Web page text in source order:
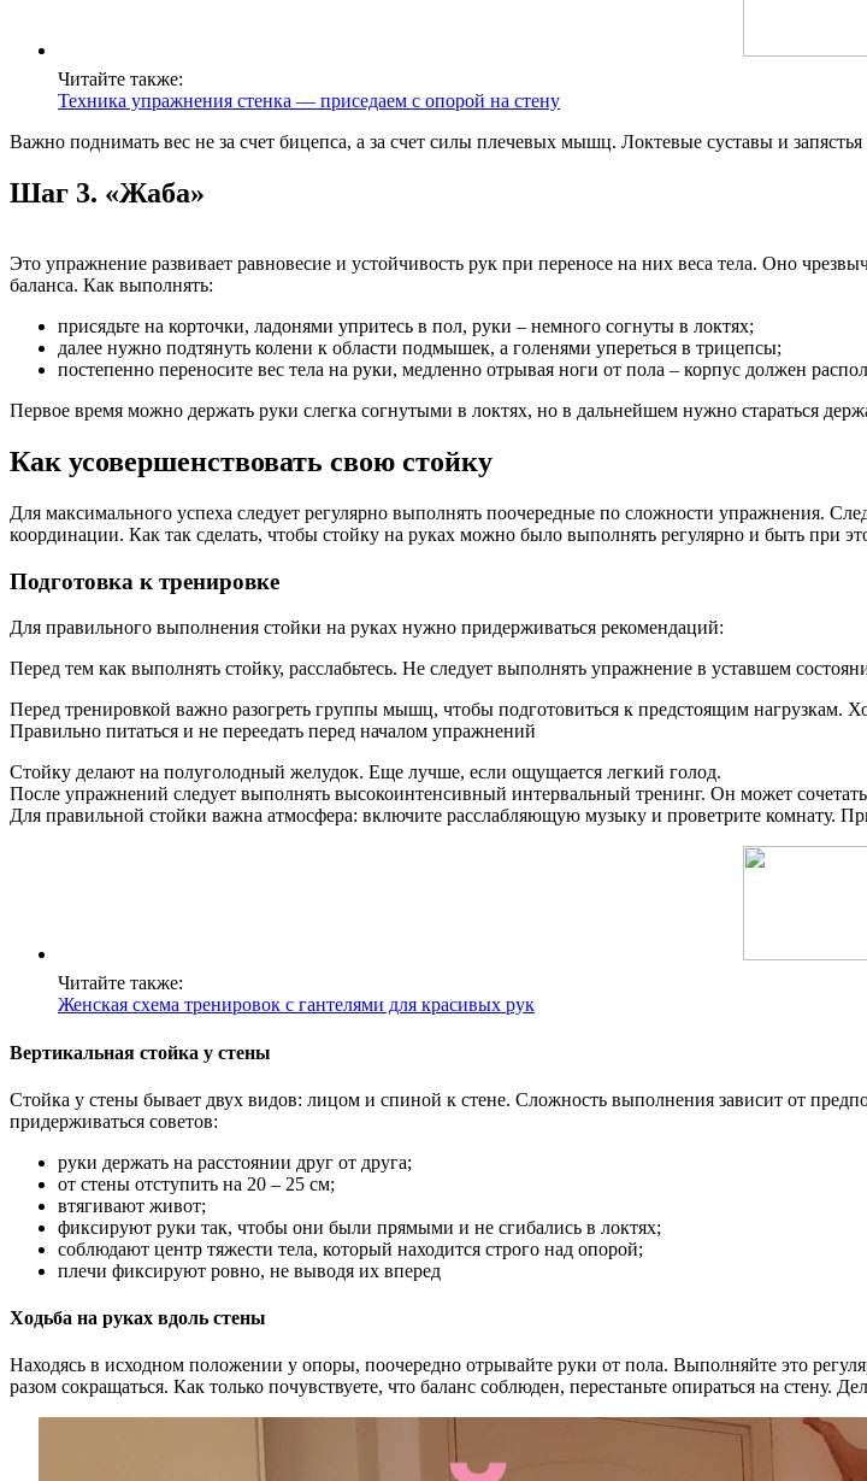
Читайте также:
Техника упражнения стенка — приседаем с опорой на стену
Важно поднимать вес не за счет бицепса, а за счет силы плечевых мышц. Локтевые суставы и
Шаг 3. «Жаба»
Это упражнение развивает равновесие и устойчивость рук при переносе на них веса тела. Оно
баланса. Как выполнять:
присядьте на корточки, ладонями упритесь в пол, руки – немного согнуты в локтях;
далее нужно подтянуть колени к области подмышек, а голенями упереться в трицепсы;
постепенно переносите вес тела на руки, медленно отрывая ноги от пола – корпус должен
Первое время можно держать руки слегка согнутыми в локтях, но в дальнейшем нужно стараться
Как усовершенствовать свою стойку
Для максимального успеха следует регулярно выполнять поочередные по сложности упражнения.
координации. Как так сделать, чтобы стойку на руках можно было выполнять регулярно и быть при
Подготовка к тренировке
Для правильного выполнения стойки на руках нужно придерживаться рекомендаций:
Перед тем как выполнять стойку, расслабьтесь. Не следует выполнять упражнение в уставшем
Перед тренировкой важно разогреть группы мышц, чтобы подготовиться к предстоящим нагрузкам.
Правильно питаться и не переедать перед началом упражнений
Стойку делают на полуголодный желудок. Еще лучше, если ощущается легкий голод.
После упражнений следует выполнять высокоинтенсивный интервальный тренинг. Он может
Для правильной стойки важна атмосфера: включите расслабляющую музыку и проветрите комнату.
Читайте также:
Женская схема тренировок с гантелями для красивых рук
Вертикальная стойка у стены
Стойка у стены бывает двух видов: лицом и спиной к стене. Сложность выполнения зависит от
придерживаться советов:
руки держать на расстоянии друг от друга;
от стены отступить на 20 – 25 см;
втягивают живот;
фиксируют руки так, чтобы они были прямыми и не сгибались в локтях;
соблюдают центр тяжести тела, который находится строго над опорой;
плечи фиксируют ровно, не выводя их вперед
Ходьба на руках вдоль стены
Находясь в исходном положении у опоры, поочередно отрывайте руки от пола. Выполняйте это
разом сокращаться. Как только почувствуете, что баланс соблюден, перестаньте опираться на стену.